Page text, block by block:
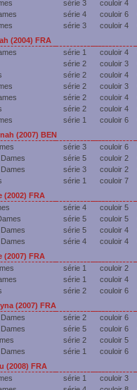
série 3 couloir 4
série 4 couloir 6
série 3 couloir 4
(2004) FRA
série 1 couloir 4
série 2 couloir 3
série 2 couloir 4
série 2 couloir 3
série 2 couloir 4
série 2 couloir 4
série 1 couloir 6
(2007) BEN
série 3 couloir 6
série 5 couloir 2
série 3 couloir 2
série 1 couloir 7
(2002) FRA
série 4 couloir 5
série 5 couloir 5
série 5 couloir 4
série 4 couloir 4
(2007) FRA
série 1 couloir 2
série 1 couloir 4
série 2 couloir 6
(2007) FRA
série 2 couloir 6
série 5 couloir 6
série 2 couloir 5
série 1 couloir 6
(2008) FRA
série 1 couloir 3